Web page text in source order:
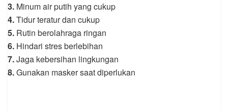
3. Minum air putih yang cukup
4.Tidur teratur dan cukup
5. Rutin berolahraga ringan
6. Hindari stres berlebihan
7.Jaga kebersihan lingkungan
8.Gunakan masker saat diperlukan